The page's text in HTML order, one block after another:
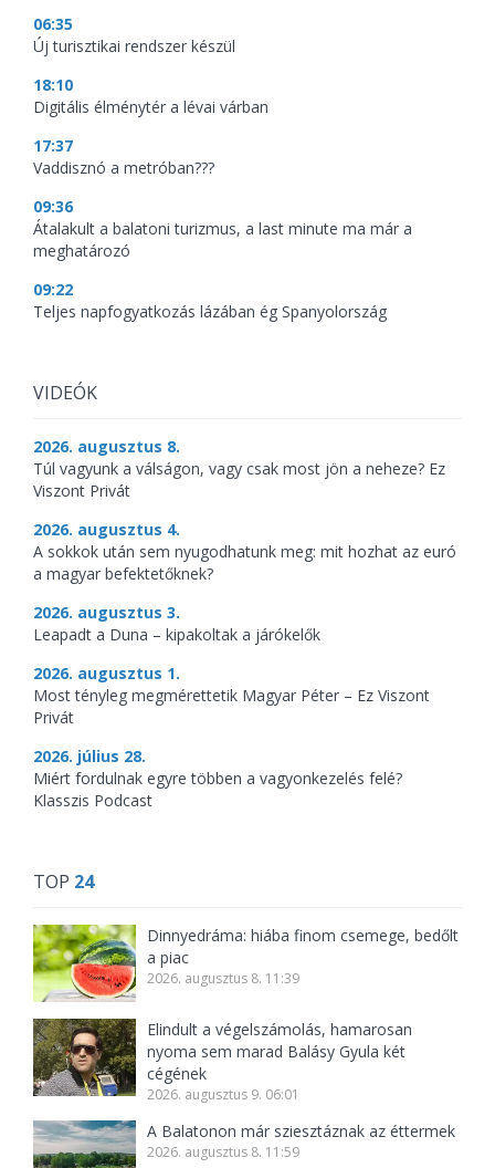
06:35
Új turisztikai rendszer készül
18:10
Digitális élménytér a lévai várban
17:37
Vaddisznó a metróban???
09:36
Átalakult a balatoni turizmus, a last minute ma már a
meghatározó
09:22
Teljes napfogyatkozás lázában ég Spanyolország
VIDEÓK
2026. augusztus 8.
Túl vagyunk a válságon, vagy csak most jön a neheze? Ez
Viszont Privát
2026. augusztus 4.
A sokkok után sem nyugodhatunk meg: mit hozhat az euró
a magyar befektetőknek?
2026. augusztus 3.
Leapadt a Duna – kipakoltak a járókelők
2026. augusztus 1.
Most tényleg megmérettetik Magyar Péter – Ez Viszont
Privát
2026. július 28.
Miért fordulnak egyre többen a vagyonkezelés felé?
Klasszis Podcast
TOP 24
Dinnyedráma: hiába finom csemege, bedőlt
a piac
2026. augusztus 8. 11:39
Elindult a végelszámolás, hamarosan
nyoma sem marad Balásy Gyula két
cégének
2026. augusztus 9. 06:01
A Balatonon már sziesztáznak az éttermek
2026. augusztus 8. 11:59